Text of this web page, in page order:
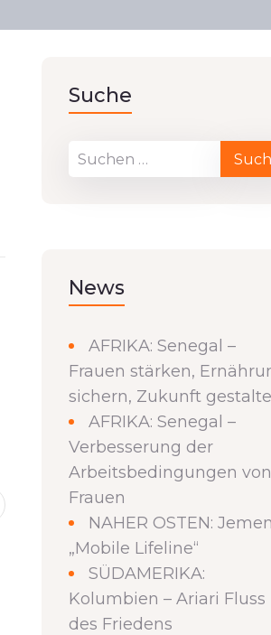
Suche
News
AFRIKA: Senegal –
Frauen stärken,
sichern, Zukunft
AFRIKA: Senegal –
Verbesserung der
Arbeitsbedingungen von
Frauen
NAHER OSTEN:
„Mobile Lifeline“
SÜDAMERIKA:
Kolumbien – Ariari Fluss
des Friedens